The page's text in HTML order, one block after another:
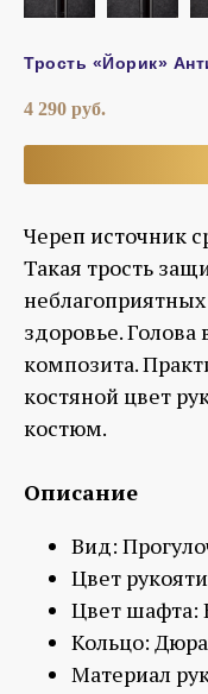
Трость «Йорик»
4 290 руб.
Череп источник
Такая трость
неблагоприятных
здоровье.
композита.
костяной цвет
костюм.
Описание
Вид:
Цвет
Цвет шафта:
Кольцо:
Материал